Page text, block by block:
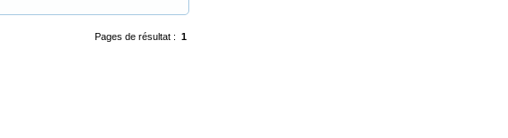
Pages de résultat : 1